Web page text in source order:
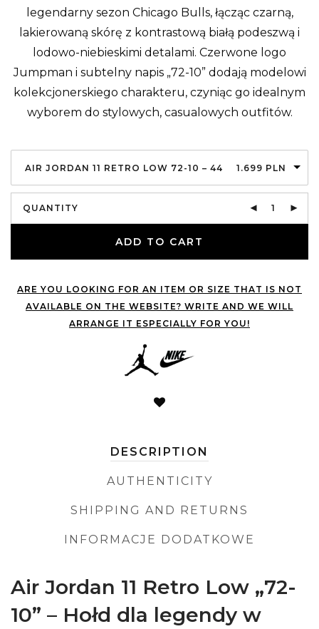
legendarny sezon Chicago Bulls, łącząc czarną,
lakierowaną skórę z kontrastową białą podeszwą i
lodowo-niebieskimi detalami. Czerwone logo
Jumpman i subtelny napis „72-10” dodają modelowi
kolekcjonerskiego charakteru, czyniąc go idealnym
wyborem do stylowych, casualowych outfitów.
AIR JORDAN 11 RETRO LOW 72-10 – 44 1.699 PLN
QUANTITY
ADD TO CART
ARE YOU LOOKING FOR AN ITEM OR SIZE THAT IS NOT
AVAILABLE ON THE WEBSITE? WRITE AND WE WILL
ARRANGE IT ESPECIALLY FOR YOU!
DESCRIPTION
AUTHENTICITY
SHIPPING AND RETURNS
INFORMACJE DODATKOWE
Air Jordan 11 Retro Low „72-
10” – Hołd dla legendy w